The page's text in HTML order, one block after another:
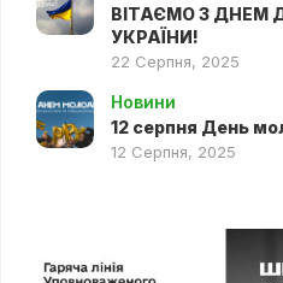
ВІТАЄМО З ДНЕМ
УКРАЇНИ!
22 Серпня, 2025
Новини
12 серпня День
12 Серпня, 2025